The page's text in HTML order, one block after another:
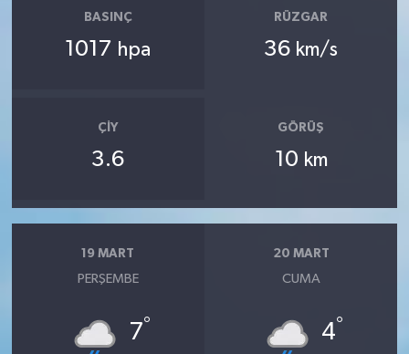
BASINÇ
1017 hpa
RÜZGAR
36 km/s
ÇIY
3.6
GÖRÜŞ
10 km
19 MART
PERŞEMBE
7°
20 MART
CUMA
4°